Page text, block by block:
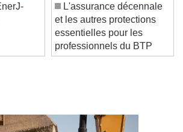
L'assurance décennale
et les autres protections
essentielles pour les
professionnels du BTP